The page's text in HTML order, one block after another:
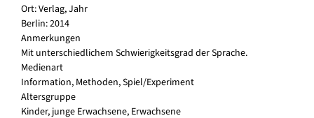
Ort: Verlag, Jahr
Berlin: 2014
Anmerkungen
Mit unterschiedlichem Schwierigkeitsgrad der Sprache.
Medienart
Information, Methoden, Spiel/Experiment
Altersgruppe
Kinder, junge Erwachsene, Erwachsene